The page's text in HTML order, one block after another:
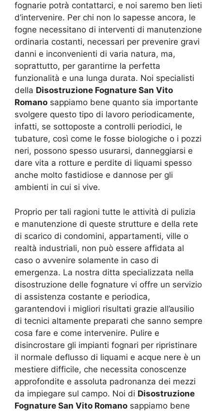
fognarie potrà contattarci, e noi saremo ben lieti
d’intervenire. Per chi non lo sapesse ancora, le
fogne necessitano di interventi di manutenzione
ordinaria costanti, necessari per prevenire gravi
danni e inconvenienti di varia natura, ma,
soprattutto, per garantirne la perfetta
funzionalità e una lunga durata. Noi specialisti
della Disostruzione Fognature San Vito
Romano sappiamo bene quanto sia importante
svolgere questo tipo di lavoro periodicamente,
infatti, se sottoposte a controlli periodici, le
tubature, così come le fosse biologiche o i pozzi
neri, possono spesso usurarsi, danneggiarsi e
dare vita a rotture e perdite di liquami spesso
anche molto fastidiose e dannose per gli
ambienti in cui si vive.
Proprio per tali ragioni tutte le attività di pulizia
e manutenzione di queste strutture e della rete
di scarico di condomini, appartamenti, ville o
realtà industriali, non può essere affidata al
caso o avvenire solamente in caso di
emergenza. La nostra ditta specializzata nella
disostruzione delle fognature vi offre un servizio
di assistenza costante e periodica,
garantendovi i migliori risultati grazie all’ausilio
di tecnici altamente preparati che sanno sempre
cosa fare e come intervenire. Pulire e
disincrostare gli impianti fognari per ripristinare
il normale deflusso di liquami e acque nere è un
mestiere difficile, che necessita conoscenze
approfondite e assoluta padronanza dei mezzi
da impiegare sul campo. Noi di Disostruzione
Fognature San Vito Romano sappiamo bene